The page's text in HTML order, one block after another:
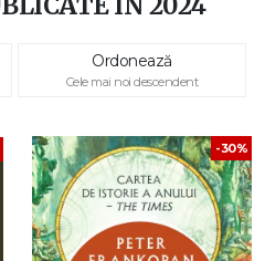
Ordonează
Cele mai noi descendent
-30%